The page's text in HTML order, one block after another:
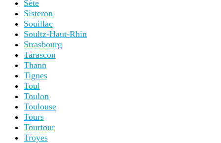
Sète
Sisteron
Souillac
Soultz-Haut-Rhin
Strasbourg
Tarascon
Thann
Tignes
Toul
Toulon
Toulouse
Tours
Tourtour
Troyes